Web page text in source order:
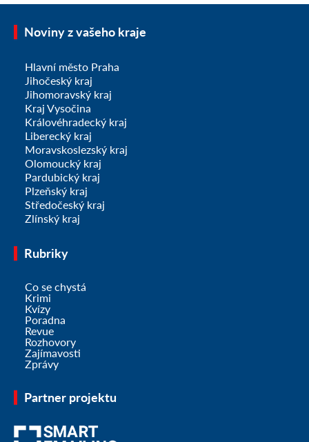
Noviny z vašeho kraje
Hlavní město Praha
Jihočeský kraj
Jihomoravský kraj
Kraj Vysočina
Královéhradecký kraj
Liberecký kraj
Moravskoslezský kraj
Olomoucký kraj
Pardubický kraj
Plzeňský kraj
Středočeský kraj
Zlínský kraj
Rubriky
Co se chystá
Krimi
Kvízy
Poradna
Revue
Rozhovory
Zajímavosti
Zprávy
Partner projektu